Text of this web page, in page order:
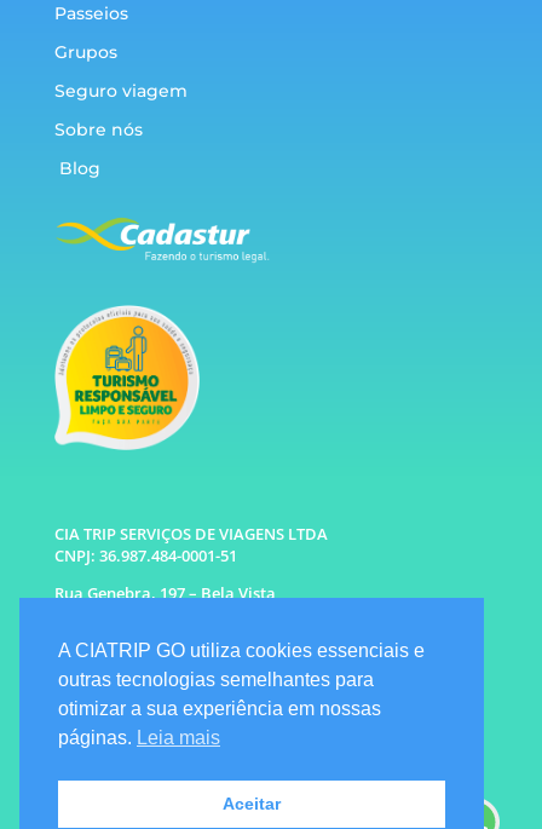
Passeios
Grupos
Seguro viagem
Sobre nós
Blog
CIA TRIP SERVIÇOS DE VIAGENS LTDA
CNPJ: 36.987.484-0001-51
Rua Genebra, 197 – Bela Vista
WhatsApp: (11) 96333-6677 |
94341-1314
E-mail: info@ciatrip.com
Atendimento Comercial:
Segunda à Sexta: 9h às 18h
Sábado e Domingo: 10h as 16h
Emergencial: Seg a Dom das 7h as 22h
A CIATRIP GO utiliza cookies essenciais e
outras tecnologias semelhantes para
otimizar a sua experiência em nossas
páginas. Leia mais
Aceitar